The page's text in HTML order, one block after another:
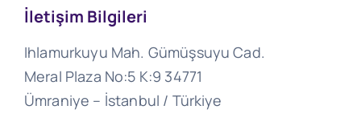
İletişim Bilgileri
Ihlamurkuyu Mah. Gümüşsuyu Cad.
Meral Plaza No:5 K:9 34771
Ümraniye – İstanbul / Türkiye